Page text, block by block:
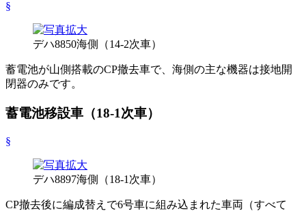
§
デハ8850海側（14-2次車）
蓄電池が山側搭載のCP撤去車で、海側の主な機器は接地開
閉器のみです。
蓄電池移設車（18-1次車）
§
デハ8897海側（18-1次車）
CP撤去後に編成替えで6号車に組み込まれた車両（すべて